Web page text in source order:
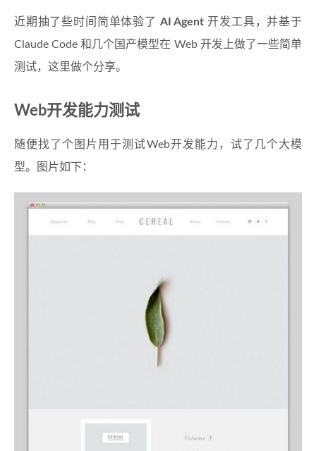
近期抽了些时间简单体验了 AI Agent 开发工具，并基于
Claude Code 和几个国产模型在 Web 开发上做了一些简单
测试，这里做个分享。
Web开发能力测试
随便找了个图片用于测试Web开发能力，试了几个大模
型。图片如下：